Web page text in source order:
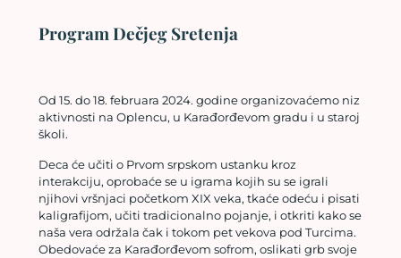
Program Dečjeg Sretenja
Od 15. do 18. februara 2024. godine organizovaćemo niz
aktivnosti na Oplencu, u Karađorđevom gradu i u staroj
školi.
Deca će učiti o Prvom srpskom ustanku kroz
interakciju, oprobaće se u igrama kojih su se igrali
njihovi vršnjaci početkom XIX veka, tkaće odeću i pisati
kaligrafijom, učiti tradicionalno pojanje, i otkriti kako se
naša vera održala čak i tokom pet vekova pod Turcima.
Obedovaće za Karađorđevom sofrom, oslikati grb svoje